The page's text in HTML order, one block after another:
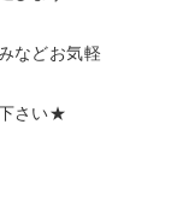
などお気軽
さい★